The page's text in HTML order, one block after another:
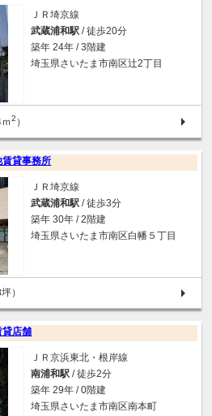
ＪＲ埼京線
武蔵浦和駅 / 徒歩20分
築年 24年 / 3階建
埼玉県さいたま市南区辻2丁目
2 ）
貸事務所
ＪＲ埼京線
武蔵浦和駅 / 徒歩3分
築年 30年 / 2階建
埼玉県さいたま市南区白幡５丁目
）
貸店舗
ＪＲ京浜東北・根岸線
南浦和駅 / 徒歩2分
築年 29年 / 0階建
埼玉県さいたま市南区南本町